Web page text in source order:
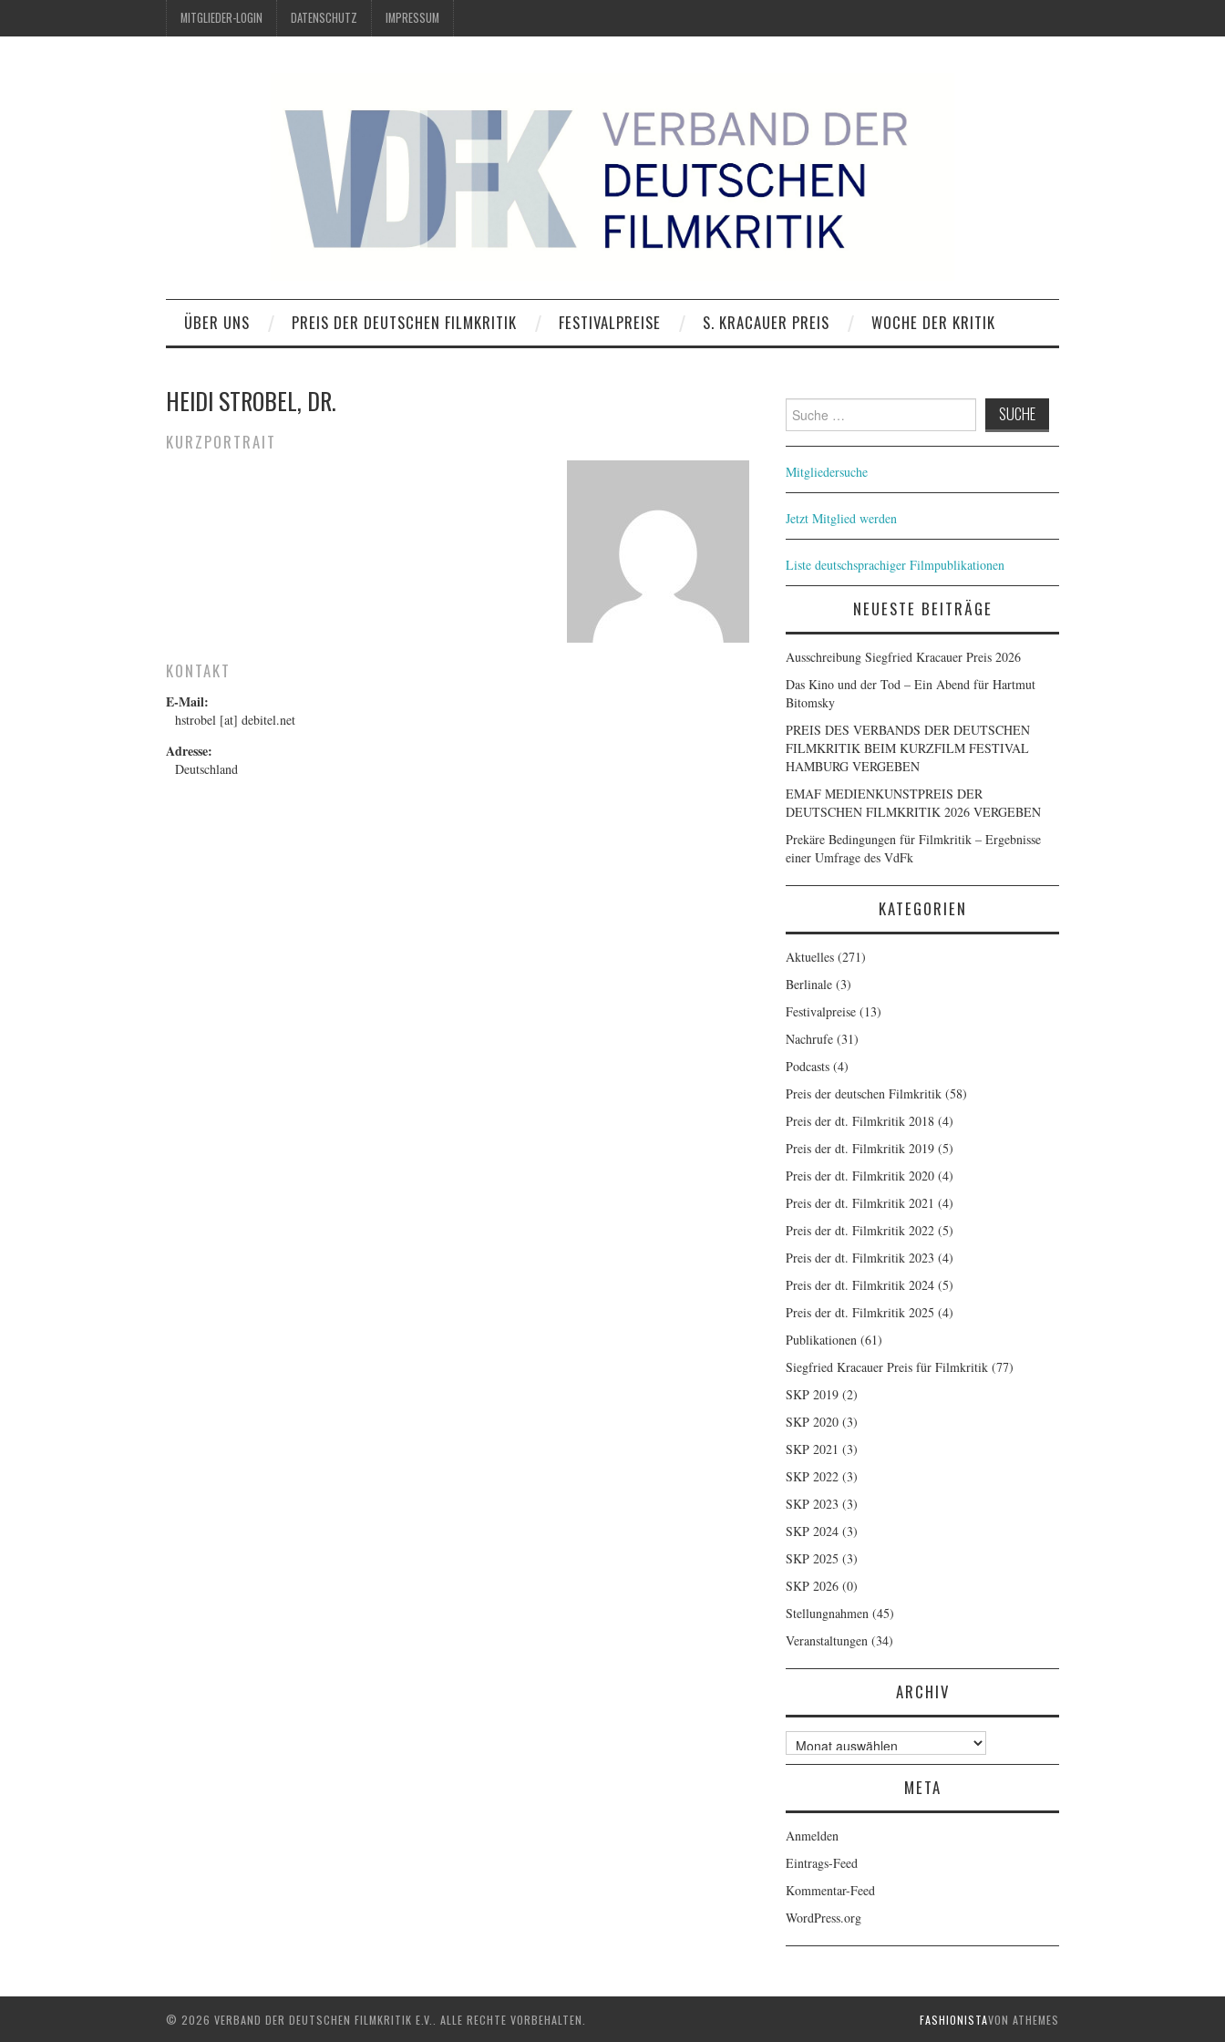
MITGLIEDER-LOGIN DATENSCHUTZ IMPRESSUM
ÜBER UNS PREIS DER DEUTSCHEN FILMKRITIK FESTIVALPREISE S. KRACAUER PREIS WOCHE DER KRITIK
HEIDI STROBEL, DR.
KURZPORTRAIT
KONTAKT
E-Mail:
hstrobel [at] debitel.net
Adresse:
Deutschland
Suche
nach:
Mitgliedersuche
Jetzt Mitglied werden
Liste deutschsprachiger Filmpublikationen
NEUESTE BEITRÄGE
Ausschreibung Siegfried Kracauer Preis 2026
Das Kino und der Tod – Ein Abend für Hartmut
Bitomsky
PREIS DES VERBANDS DER DEUTSCHEN
FILMKRITIK BEIM KURZFILM FESTIVAL
HAMBURG VERGEBEN
EMAF MEDIENKUNSTPREIS DER
DEUTSCHEN FILMKRITIK 2026 VERGEBEN
Prekäre Bedingungen für Filmkritik – Ergebnisse
einer Umfrage des VdFk
KATEGORIEN
Aktuelles (271)
Berlinale (3)
Festivalpreise (13)
Nachrufe (31)
Podcasts (4)
Preis der deutschen Filmkritik (58)
Preis der dt. Filmkritik 2018 (4)
Preis der dt. Filmkritik 2019 (5)
Preis der dt. Filmkritik 2020 (4)
Preis der dt. Filmkritik 2021 (4)
Preis der dt. Filmkritik 2022 (5)
Preis der dt. Filmkritik 2023 (4)
Preis der dt. Filmkritik 2024 (5)
Preis der dt. Filmkritik 2025 (4)
Publikationen (61)
Siegfried Kracauer Preis für Filmkritik (77)
SKP 2019 (2)
SKP 2020 (3)
SKP 2021 (3)
SKP 2022 (3)
SKP 2023 (3)
SKP 2024 (3)
SKP 2025 (3)
SKP 2026 (0)
Stellungnahmen (45)
Veranstaltungen (34)
ARCHIV
Archiv
META
Anmelden
Eintrags-Feed
Kommentar-Feed
WordPress.org
© 2026 VERBAND DER DEUTSCHEN FILMKRITIK E.V.. ALLE RECHTE VORBEHALTEN. FASHIONISTAVON ATHEMES